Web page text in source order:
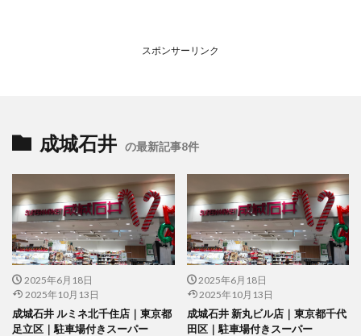
スポンサーリンク
成城石井 の最新記事8件
2025年6月18日
2025年10月13日
成城石井 ルミネ北千住店｜東京都
足立区｜駐車場付きスーパー
2025年6月18日
2025年10月13日
成城石井 新丸ビル店｜東京都千代
田区｜駐車場付きスーパー